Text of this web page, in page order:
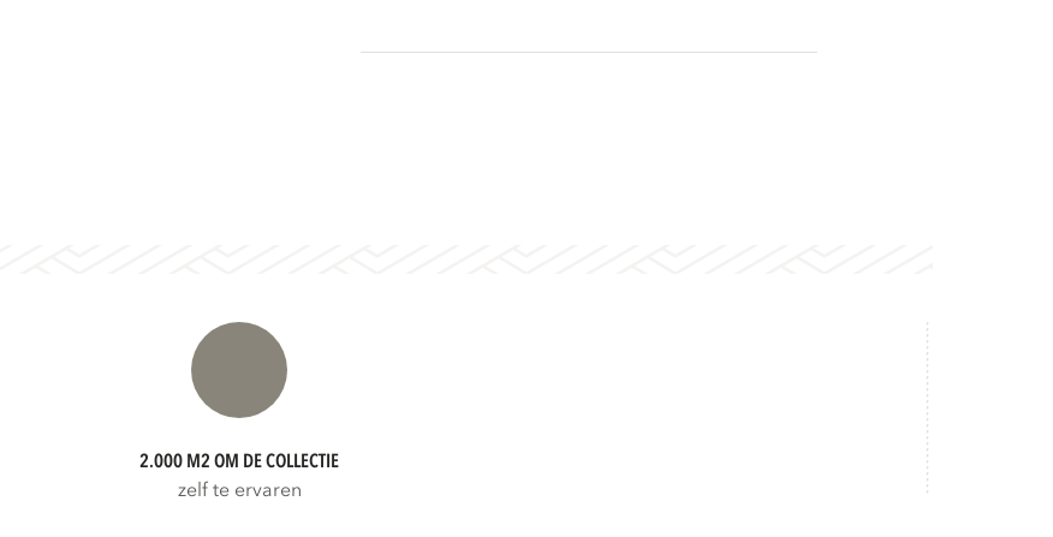
2.000 M2 OM DE COLLECTIE
zelf te ervaren